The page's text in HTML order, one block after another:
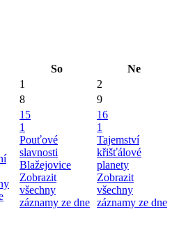
So
Ne
1
2
8 9
15
1
Pouťové
slavnosti
Blažejovice
Zobrazit
všechny
záznamy ze dne
16
1
Tajemství
křišťálové
planety
Zobrazit
všechny
záznamy ze dne